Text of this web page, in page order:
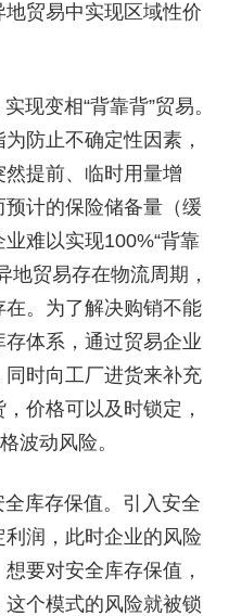
贸易中实现区域性价
现变相“背靠背”贸易。
防止不确定性因素，
提前、临时用量增
计的保险储备量（缓
难以实现100%“背靠
地贸易存在物流周期，
。为了解决购销不能
体系，通过贸易企业
时向工厂进货来补充
价格可以及时锁定，
波动风险。
库存保值。引入安全
润，此时企业的风险
要对安全库存保值，
个模式的风险就被锁